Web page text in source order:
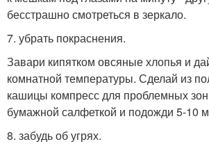
бесстрашно смотреться в зеркало.
7. убрать покраснения.
Завари кипятком овсяные хлопья и
комнатной температуры. Сделай из
кашицы компресс для проблемных
бумажной салфеткой и подожди 5-10
8. забудь об угрях.